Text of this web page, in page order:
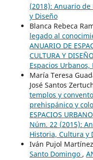
(2018): Anuario
y Diseño
Blanca Rebeca
legado al
ANUARIO DE
CULTURA Y
Espacios
María Teresa
José Santos
templos y
prehispánico y
ESPACIOS
Núm. 22 (2015):
Historia, Cultura y
Iván Pujol
Santo Domingo ,